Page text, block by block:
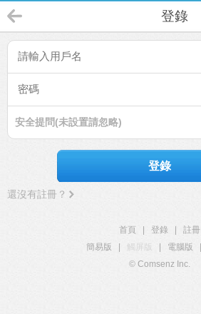
登錄
安全提問(未設置請忽略)
登錄
還沒有註冊？
首頁 登錄
註冊
簡易版
觸屏版 電腦版
© Comsenz Inc.